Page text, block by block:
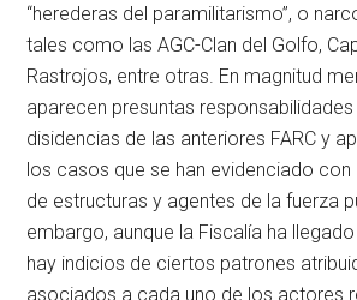
“herederas del paramilitarismo”, o
tales como las AGC-Clan del Golfo,
Rastrojos, entre otras. En magnitud
aparecen presuntas responsabilidades
disidencias de las anteriores FARC y
los casos que se han evidenciado con
de estructuras y agentes de la fuerza
embargo, aunque la Fiscalía ha
hay indicios de ciertos patrones
asociados a cada uno de los actores